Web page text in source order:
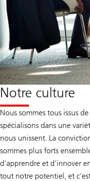
Notre culture
Nous sommes tous issus
spécialisons dans une
nous unissent. La
sommes plus forts
d’apprendre et d’innover
tout notre potentiel, et